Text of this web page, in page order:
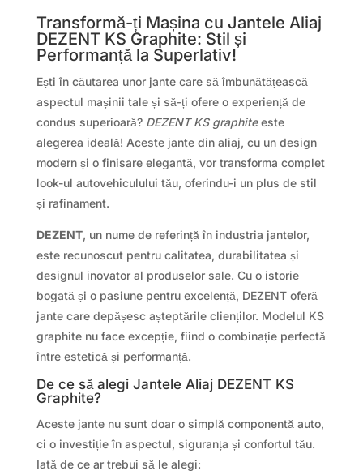
Transformă-ți Mașina cu Jantele Aliaj
DEZENT KS Graphite: Stil și
Performanță la Superlativ!
Ești în căutarea unor jante care să îmbunătățească
aspectul mașinii tale și să-ți ofere o experiență de
condus superioară? DEZENT KS graphiteeste
alegerea ideală! Aceste jante din aliaj, cu un design
modern și o finisare elegantă, vor transforma complet
look-ul autovehiculului tău, oferindu-i un plus de stil
și rafinament.
DEZENT, un nume de referință în industria jantelor,
este recunoscut pentru calitatea, durabilitatea și
designul inovator al produselor sale. Cu o istorie
bogată și o pasiune pentru excelență, DEZENT oferă
jante care depășesc așteptările clienților. Modelul KS
graphite nu face excepție, fiind o combinație perfectă
între estetică și performanță.
De ce să alegi Jantele Aliaj DEZENT KS
Graphite?
Aceste jante nu sunt doar o simplă componentă auto,
ci o investiție în aspectul, siguranța și confortul tău.
Iată de ce ar trebui să le alegi: